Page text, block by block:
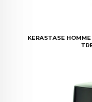
KERASTASE